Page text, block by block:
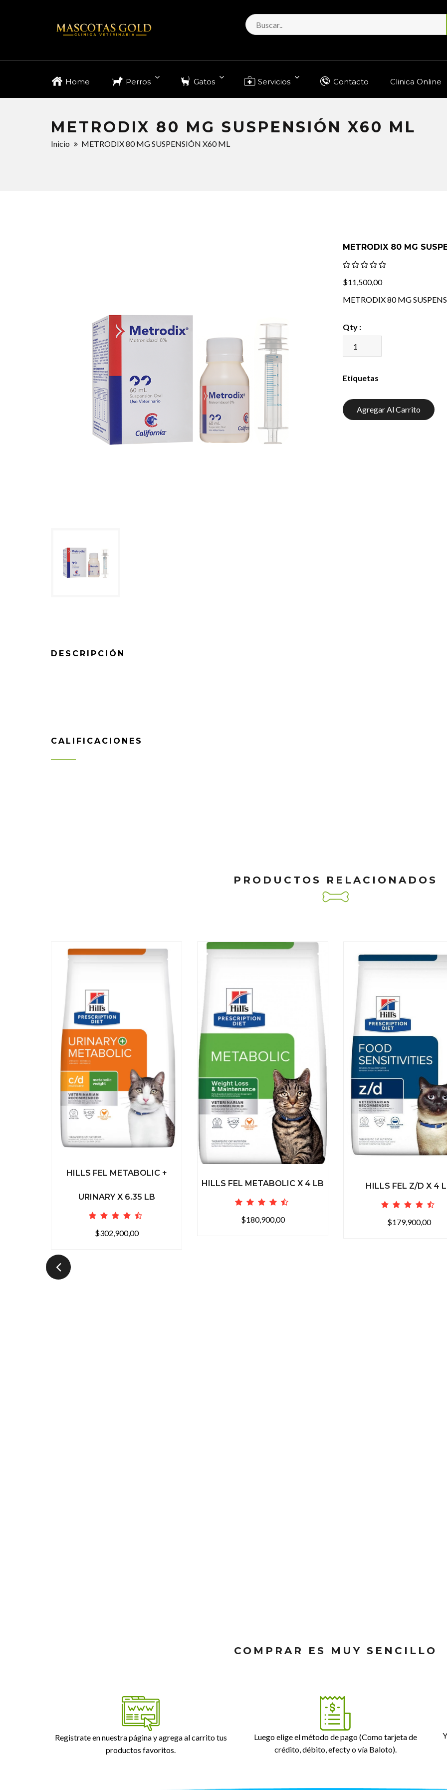
Home Perros Gatos Servicios Contacto Clinica Online
METRODIX 80 MG SUSPENSIÓN X60 ML
Inicio METRODIX 80 MG SUSPENSIÓN X60 ML
METRODIX 80 MG
$11,500,00
METRODIX 80 MG
Qty :
Etiquetas
Agregar Al Carrito
DESCRIPCIÓN
CALIFICACIONES
PRODUCTOS RELACIONADOS
HILLS FEL METABOLIC +
URINARY X 6.35 LB
$302,900,00
HILLS FEL METABOLIC X 4 LB
$180,900,00
HILLS FEL Z/D X 4
$179,900,00
COMPRAR ES MUY SENCILLO
Registrate en nuestra página y agrega al carrito tus
productos favoritos.
Luego elige el método de pago (Como tarjeta de
crédito, débito, efecty o vía Baloto).